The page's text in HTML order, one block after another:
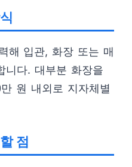
해 입관, 화장 또는 매
니다. 대부분 화장을
원 내외로 지자체별
점